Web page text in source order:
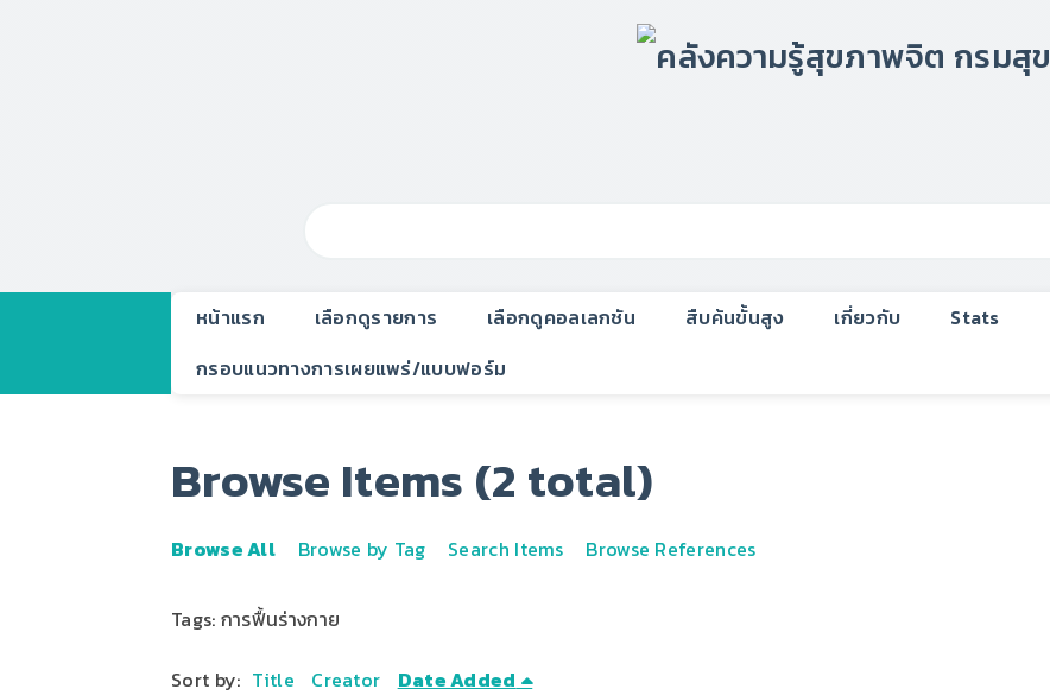
หน้าแรก เลือกดูรายการ เลือกดูคอลเลกชัน สืบค้นขั้นสูง เกี่ยวกับ Stats
กรอบแนวทางการเผยแพร่/แบบฟอร์ม
Browse Items (2 total)
Browse All Browse by Tag Search Items Browse References
Tags: การฟื้นร่างกาย
Sort by: Title Creator Date Added